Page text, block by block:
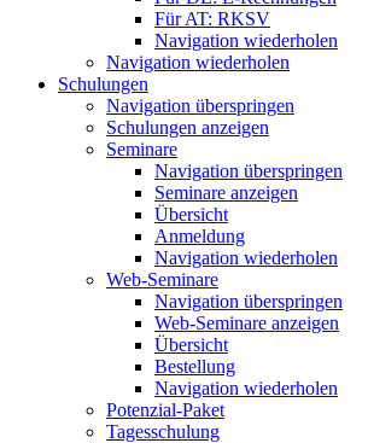
Für AT: RKSV
Navigation wiederholen
Navigation wiederholen
Schulungen
Navigation überspringen
Schulungen anzeigen
Seminare
Navigation überspringen
Seminare anzeigen
Übersicht
Anmeldung
Navigation wiederholen
Web-Seminare
Navigation überspringen
Web-Seminare anzeigen
Übersicht
Bestellung
Navigation wiederholen
Potenzial-Paket
Tagesschulung